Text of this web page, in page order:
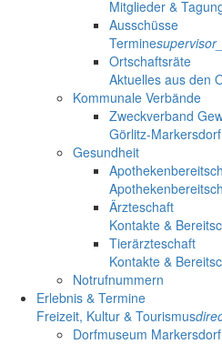
Mitglieder &
Ausschüsse
Termine
Ortschaftsräte
Aktuelles aus den
Kommunale Verbände
Zweckverband
Görlitz-
Gesundheit
Ärzteschaft
Kontakte &
Tierärzteschaft
Kontakte &
Notrufnummern
Erlebnis & Termine
Freizeit, Kultur & Tourismus
Dorfmuseum Markersdorf